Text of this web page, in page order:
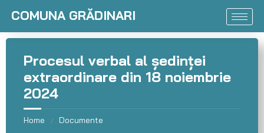
COMUNA GRĂDINARI
Procesul verbal al ședinței
extraordinare din 18 noiembrie
2024
Home / Documente